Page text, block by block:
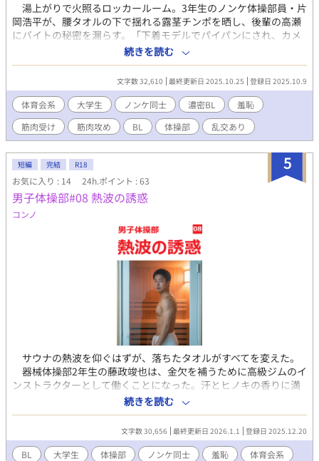
湯上がりで火照るロッカールーム。3年生のノンケ体操部員・片
岡浩平が、腰タオルの下で揺れる露茎チンポを晒し、後輩の高瀬
にバイトの秘密を漏らす。「下着モデルでパイパンにされ、カメ
ラの前で勃起晒しちゃった…」。無垢な好奇心が、禁断の再現プ
レイに火をつける。他の部員も加わり、ノンケの理性が溶け、男
たちの視線が肌を焦がす瞬間――恥辱のシャッターが、快楽の扉
を開く。 器械体操部の練習後、蒸し暑いロッカールームに残っ
た片岡浩平と高瀬恒征。180cmの筋肉質ボディでムードメーカー
の片岡は金回りの良さを明かす。きっかけは学園祭でのスカウ
ト。通販下着サイトの「首から下だけのモデル」と誘われ、金欠
の片岡はスタジオへ。熱い照明とスタッフの待つ部屋で、全裸ボ
ディチェック。筋肉質な身体を褒められ、衝撃の指示。「陰毛処
理。除毛クリームでパイパンに」。人前で股間にクリームを塗
り、アナル周りまで指で処理される屈辱。シャワーでツルツル感
を確かめ、撮影開始。パンプアップした半裸に白いローライズブ
リーフ。跪いて下着を直すスタッフの顔が股間に迫り、ポジショ
ン調整までされてしまう。下着を履き替えるたびに何度も直接触
れられ、恥辱が興奮に変わる。「男の指でチンポ握られて…熱
い」。ジョックストラップで尻丸出し、アナル晒しのポーズ。M
字開脚でレンズに迫る股間。フラッシュに晒されながら、指示さ
れたのは、透けTバックの中で勃起の膨らみを表現すること。スタ
ッフに見られながら扱く掌のざらつきがノンケの体を震わせる。
「人前でチンポ扱くなんて…」。 快感とギャラを手にした記憶
を高瀬に漏らすと、早速、痴態の載ったサイトを特定される。
「先輩、勃起写真まで…再現して！」。タオルを外し、ツルツル
の陰茎露わにM字開脚。後輩の視線で反応してしまう。ドＳな性
癖に火が付いた高瀬は動画撮影を開始。アナルをさらし、勃起を
撮影され…さらには、高瀬の20cm巨根に指示されるまま、オリジ
ナルポーズの撮影も。尻を広げ、アナルを指で抉られ喘ぎ啼くノ
ンケ体育会部員。「高瀬の熱い指で前立腺押されて…」。指だけ
では我慢できなくなった2人。その時、ロッカールームのドアが開
いて…。密室の好奇心が暴走を孕み、男たちの絆が汗とぬめりに
塗れる――。 （過激な描写を含むため、18歳以上の読者に限定）
【「男子体操部シリーズ」の第3作です。「深夜の団体戦」「熱い
続きを読む
文字数 32,610 最終更新日 2025.10.25 登録日 2025.10.9
体育会系 大学生 ノンケ同士 濃密BL
羞恥
筋肉受け
筋肉攻め BL 体操部 乱交あり
5
短編 完結 R18
お気に入り : 14 24h.ポイント : 63
男子体操部#08 熱波の誘惑
コンノ
サウナの熱波を仰ぐはずが、落ちたタオルがすべてを変えた。
器械体操部2年生の藤政竣也は、金欠を補うために高級ジムのイ
ンストラクターとして働くことになった。汗とヒノキの香りに満
ちたサウナ室で、客たちに熱波を送るロウリュウ中、腰のタオル
が滑り落ちる。全裸で股間を晒した瞬間、客たちの視線が一気に
集中した。慌てて拾おうとする藤政を、常連たちは笑いながら制
止する。「そのまま続けて」「みんな全裸だろ」「いい身体して
るな」羞恥で顔が熱くなるはずなのに、なぜか股間が疼き始め
続きを読む
文字数 30,656 最終更新日 2026.1.1 登録日 2025.12.20
BL 大学生 体操部 ノンケ同士 羞恥 体育会系